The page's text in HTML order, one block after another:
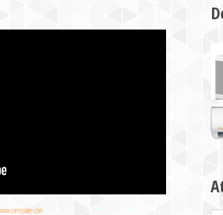
www.carresolaire.com